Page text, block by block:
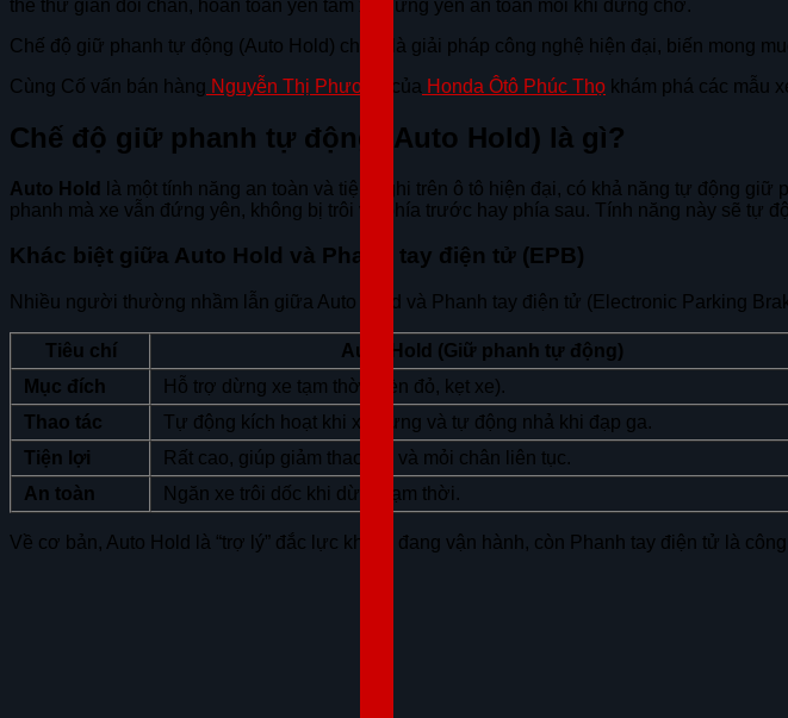
thể thư giãn đôi chân, hoàn toàn yên tâm xe đứng yên an toàn mỗi khi dừng chờ.
Chế độ giữ phanh tự động (Auto Hold) chính là giải pháp công nghệ hiện đại, biến mong
Cùng Cố vấn bán hàng Nguyễn Thị Phương của Honda Ôtô Phúc Thọ khám phá các mẫu
Chế độ giữ phanh tự động (Auto Hold) là gì?
Auto Hold
là một tính năng an toàn và tiện nghi trên ô tô hiện đại, có khả năng tự động
phanh mà xe vẫn đứng yên, không bị trôi về phía trước hay phía sau. Tính năng này sẽ tự
Khác biệt giữa Auto Hold và Phanh tay điện tử (EPB)
Nhiều người thường nhầm lẫn giữa Auto Hold và Phanh tay điện tử (Electronic Parking
Tiêu chí Auto Hold (Giữ phanh tự động)
Mục đích
Hỗ trợ dừng xe tạm thời (đèn đỏ, kẹt xe).
Thao tác
Tự động kích hoạt khi xe dừng và tự động nhả khi đạp ga.
Tiện lợi
Rất cao, giúp giảm thao tác và mỏi chân liên tục.
An toàn
Ngăn xe trôi dốc khi dừng tạm thời.
Về cơ bản, Auto Hold là “trợ lý” đắc lực khi xe đang vận hành, còn Phanh tay điện tử là